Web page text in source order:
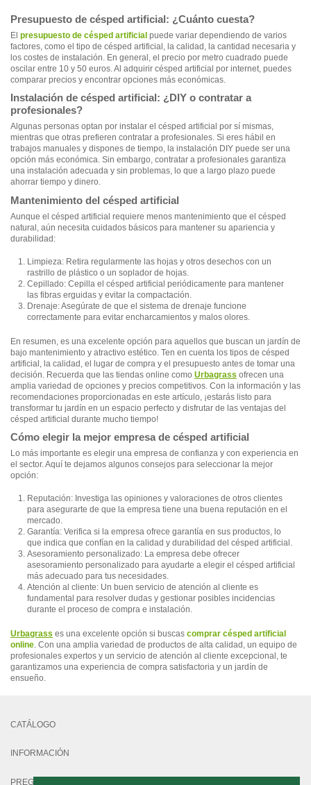
Presupuesto de césped artificial: ¿Cuánto cuesta?
El presupuesto de césped artificial puede variar dependiendo de varios
factores, como el tipo de césped artificial, la calidad, la cantidad necesaria y
los costes de instalación. En general, el precio por metro cuadrado puede
oscilar entre 10 y 50 euros. Al adquirir césped artificial por internet, puedes
comparar precios y encontrar opciones más económicas.
Instalación de césped artificial: ¿DIY o contratar a
profesionales?
Algunas personas optan por instalar el césped artificial por sí mismas,
mientras que otras prefieren contratar a profesionales. Si eres hábil en
trabajos manuales y dispones de tiempo, la instalación DIY puede ser una
opción más económica. Sin embargo, contratar a profesionales garantiza
una instalación adecuada y sin problemas, lo que a largo plazo puede
ahorrar tiempo y dinero.
Mantenimiento del césped artificial
Aunque el césped artificial requiere menos mantenimiento que el césped
natural, aún necesita cuidados básicos para mantener su apariencia y
durabilidad:
Limpieza: Retira regularmente las hojas y otros desechos con un
rastrillo de plástico o un soplador de hojas.
Cepillado: Cepilla el césped artificial periódicamente para mantener
las fibras erguidas y evitar la compactación.
Drenaje: Asegúrate de que el sistema de drenaje funcione
correctamente para evitar encharcamientos y malos olores.
En resumen, es una excelente opción para aquellos que buscan un jardín de
bajo mantenimiento y atractivo estético. Ten en cuenta los tipos de césped
artificial, la calidad, el lugar de compra y el presupuesto antes de tomar una
decisión. Recuerda que las tiendas online como Urbagrass ofrecen una
amplia variedad de opciones y precios competitivos. Con la información y las
recomendaciones proporcionadas en este artículo, ¡estarás listo para
transformar tu jardín en un espacio perfecto y disfrutar de las ventajas del
césped artificial durante mucho tiempo!
Cómo elegir la mejor empresa de césped artificial
Lo más importante es elegir una empresa de confianza y con experiencia en
el sector. Aquí te dejamos algunos consejos para seleccionar la mejor
opción:
Reputación: Investiga las opiniones y valoraciones de otros clientes
para asegurarte de que la empresa tiene una buena reputación en el
mercado.
Garantía: Verifica si la empresa ofrece garantía en sus productos, lo
que indica que confían en la calidad y durabilidad del césped artificial.
Asesoramiento personalizado: La empresa debe ofrecer
asesoramiento personalizado para ayudarte a elegir el césped artificial
más adecuado para tus necesidades.
Atención al cliente: Un buen servicio de atención al cliente es
fundamental para resolver dudas y gestionar posibles incidencias
durante el proceso de compra e instalación.
Urbagrass es una excelente opción si buscas comprar césped artificial
online. Con una amplia variedad de productos de alta calidad, un equipo de
profesionales expertos y un servicio de atención al cliente excepcional, te
garantizamos una experiencia de compra satisfactoria y un jardín de
ensueño.
CATÁLOGO
INFORMACIÓN
PREGUNTAS FRECUENTES